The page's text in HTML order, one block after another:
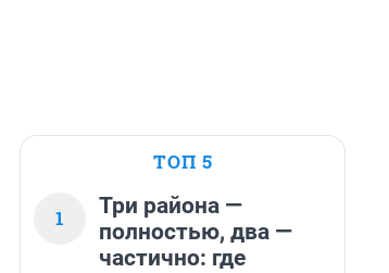
ТОП 5
1
Три района —
полностью, два —
частично: где